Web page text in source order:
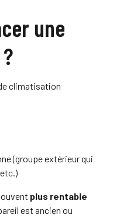
une
climatisation
(groupe extérieur qui
plus rentable
est ancien ou